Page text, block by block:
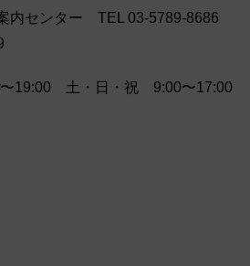
内センター TEL 03-5789-8686
19:00 土・日・祝 9:00〜17:00